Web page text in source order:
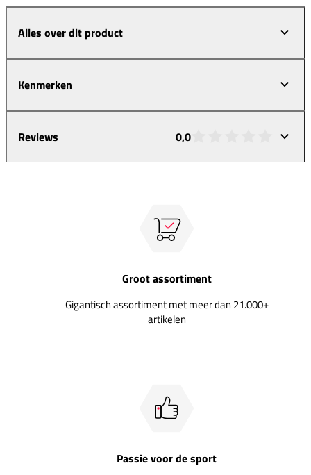
Alles over dit product
Kenmerken
Reviews 0,0
Groot assortiment
Gigantisch assortiment met meer dan 21.000+
artikelen
Passie voor de sport